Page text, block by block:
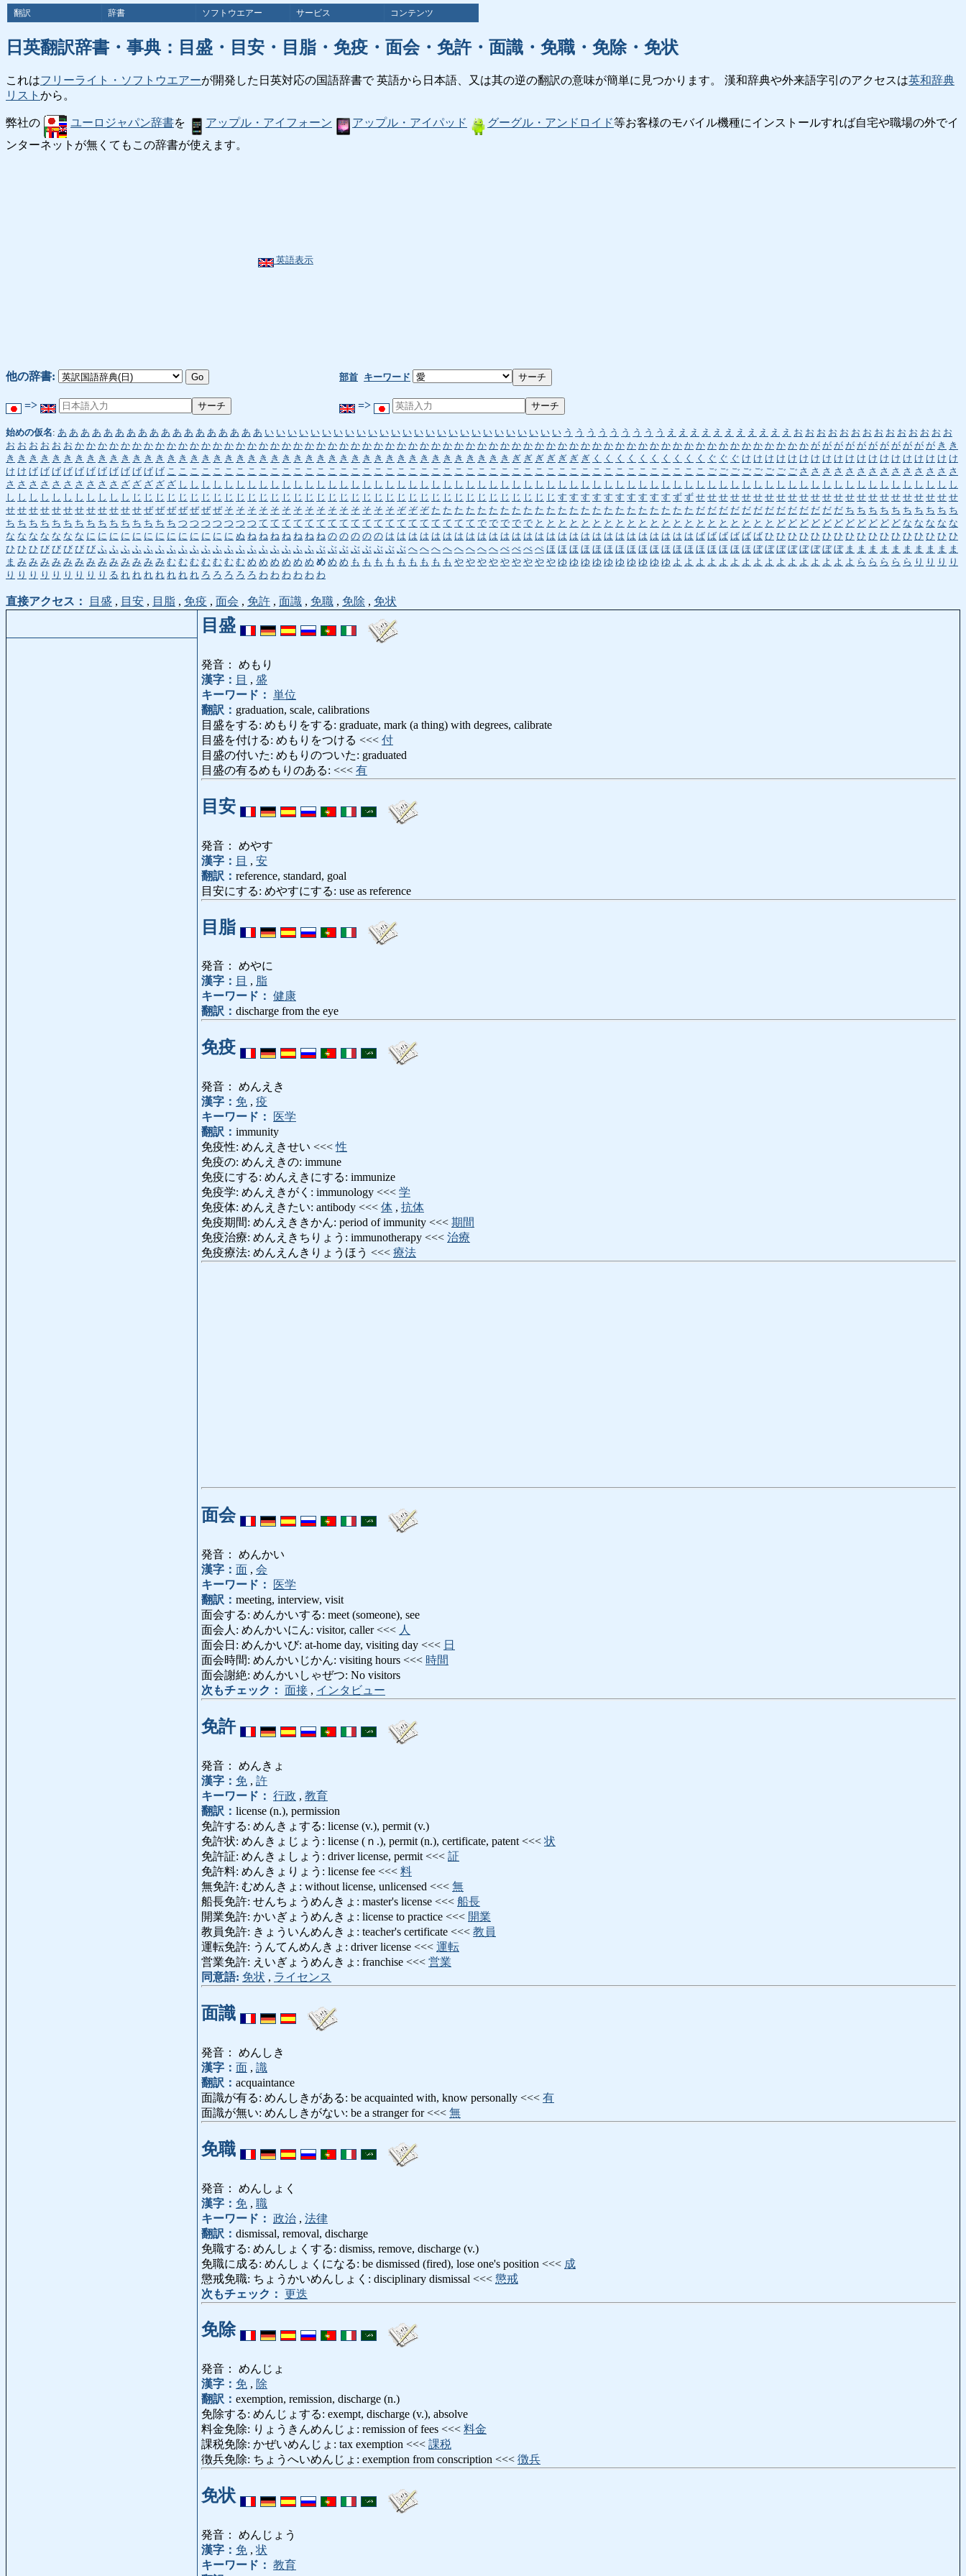
翻訳 辞書 ソフトウエアー サービス コンテンツ
日英翻訳辞書・事典：目盛・目安・目脂・免疫・面会・免許・面識・免職・免除・免状
これはフリーライト・ソフトウエアーが開発した日英対応の国語辞書で 英語から日本語、又は其の逆の翻訳の意味が簡単に見つかります。 漢和辞典や外来語字引のアクセスは英和辞典
リスト から。
弊社の ユーロジャパン辞書を アップル・アイフォーン アップル・アイパッド グーグル・アンドロイド等お客様のモバイル機種にインストールすれば自宅や職場の外でイ
ンターネットが無くてもこの辞書が使えます。
英語表示
他の辞書: 部首 キーワード
=> =>
始めの仮名: あ あ あ あ あ あ あ あ あ あ あ あ あ あ あ あ あ あ い い い い い い い い い い い い い い い い い い い い い い い い い い う う う う う う う う う え え え え え え え え え え え お お お お お お お お お お お お お お
お お お お お お か か か か か か か か か か か か か か か か か か か か か か か か か か か か か か か か か か か か か か か か か か か か か か か か か か か か か か か か か か か か か か か か が が が が が が が が が が が き き
き き き き き き き き き き き き き き き き き き き き き き き き き き き き き き き き き き き き き き き き き き き き ぎ ぎ ぎ ぎ ぎ ぎ ぎ く く く く く く く く く く ぐ ぐ ぐ け け け け け け け け け け け け け け け け け け け
け け げ げ げ げ げ げ げ げ げ げ げ げ こ こ こ こ こ こ こ こ こ こ こ こ こ こ こ こ こ こ こ こ こ こ こ こ こ こ こ こ こ こ こ こ こ こ こ こ こ こ こ こ こ こ こ こ こ こ こ ご ご ご ご ご ご ご ご さ さ さ さ さ さ さ さ さ さ さ さ さ さ
さ さ さ さ さ さ さ さ さ さ ざ ざ ざ ざ ざ し し し し し し し し し し し し し し し し し し し し し し し し し し し し し し し し し し し し し し し し し し し し し し し し し し し し し し し し し し し し し し し し し し し し
し し し し し し し し し し し じ じ じ じ じ じ じ じ じ じ じ じ じ じ じ じ じ じ じ じ じ じ じ じ じ じ じ じ じ じ じ じ じ じ じ じ じ す す す す す す す す す す ず ず せ せ せ せ せ せ せ せ せ せ せ せ せ せ せ せ せ せ せ せ せ せ せ
せ せ せ せ せ せ せ せ せ せ せ せ ぜ ぜ ぜ ぜ ぜ ぜ ぜ そ そ そ そ そ そ そ そ そ そ そ そ そ そ そ ぞ ぞ ぞ た た た た た た た た た た た た た た た た た た た た た た た だ だ だ だ だ だ だ だ だ だ だ だ だ ち ち ち ち ち ち ち ち ち ち
ち ち ち ち ち ち ち ち ち ち ち ち ち ち ち つ つ つ つ つ つ つ て て て て て て て て て て て て て て て て て て て で で で で で と と と と と と と と と と と と と と と と と と と と と ど ど ど ど ど ど ど ど ど ど ど な な な な な
な な な な な な な に に に に に に に に に に に に に ぬ ね ね ね ね ね ね ね の の の の の は は は は は は は は は は は は は は は は は は は は は は は は は は は ば ば ば ば ば ば ひ ひ ひ ひ ひ ひ ひ ひ ひ ひ ひ ひ ひ ひ ひ ひ ひ
ひ ひ ひ び び び び び ふ ふ ふ ふ ふ ふ ふ ふ ふ ふ ふ ふ ふ ふ ふ ふ ふ ふ ふ ぶ ぶ ぶ ぶ ぶ ぶ ぶ ぶ へ へ へ へ へ へ へ へ べ べ べ ぺ ほ ほ ほ ほ ほ ほ ほ ほ ほ ほ ほ ほ ほ ほ ほ ほ ほ ほ ぼ ぼ ぼ ぼ ぼ ぼ ぼ ぼ ま ま ま ま ま ま ま ま ま ま
ま み み み み み み み み み み み み み む む む む む む む め め め め め め め め め も も も も も も も も も や や や や や や や や や ゆ ゆ ゆ ゆ ゆ ゆ ゆ ゆ ゆ ゆ よ よ よ よ よ よ よ よ よ よ よ よ よ よ よ よ ら ら ら ら ら り り り り
り り り り り り り り り る れ れ れ れ れ れ れ ろ ろ ろ ろ ろ わ わ わ わ わ わ
直接アクセス： 目盛 , 目安 , 目脂 , 免疫 , 面会 , 免許 , 面識 , 免職 , 免除 , 免状
目盛
発音： めもり
漢字： 目 , 盛
キーワード： 単位
翻訳： graduation, scale, calibrations
目盛をする: めもりをする: graduate, mark (a thing) with degrees, calibrate
目盛を付ける: めもりをつける <<< 付
目盛の付いた: めもりのついた: graduated
目盛の有るめもりのある: <<< 有
目安
発音： めやす
漢字： 目 , 安
翻訳： reference, standard, goal
目安にする: めやすにする: use as reference
目脂
発音： めやに
漢字： 目 , 脂
キーワード： 健康
翻訳： discharge from the eye
免疫
発音： めんえき
漢字： 免 , 疫
キーワード：
医学
翻訳： immunity
免疫性: めんえきせい <<<性
免疫の: めんえきの: immune
免疫にする: めんえきにする: immunize
免疫学: めんえきがく: immunology <<< 学
免疫体: めんえきたい: antibody <<< 体 , 抗体
免疫期間: めんえききかん: period of immunity <<< 期間
免疫治療: めんえきちりょう: immunotherapy <<< 治療
免疫療法: めんえんきりょうほう <<< 療法
面会
発音： めんかい
漢字： 面 , 会
キーワード：
医学
翻訳： meeting, interview, visit
面会する: めんかいする: meet (someone), see
面会人: めんかいにん: visitor, caller <<< 人
面会日: めんかいび: at-home day, visiting day <<< 日
面会時間: めんかいじかん: visiting hours <<< 時間
面会謝絶: めんかいしゃぜつ: No visitors
次もチェック： 面接 , インタビュー
免許
発音： めんきょ
漢字： 免 , 許
キーワード： 行政 , 教育
翻訳： license (n.), permission
免許する: めんきょする: license (v.), permit (v.)
免許状: めんきょじょう: license (ｎ.), permit (n.), certificate, patent <<< 状
免許証: めんきょしょう: driver license, permit <<< 証
免許料: めんきょりょう: license fee <<< 料
無免許: むめんきょ: without license, unlicensed <<< 無
船長免許: せんちょうめんきょ: master's license <<< 船長
開業免許: かいぎょうめんきょ: license to practice <<< 開業
教員免許: きょういんめんきょ: teacher's certificate <<< 教員
運転免許: うんてんめんきょ: driver license <<< 運転
営業免許: えいぎょうめんきょ: franchise <<< 営業
同意語: 免状 , ライセンス
面識
発音： めんしき
漢字： 面 , 識
翻訳： acquaintance
面識が有る: めんしきがある: be acquainted with, know personally <<< 有
面識が無い: めんしきがない: be a stranger for <<< 無
免職
発音： めんしょく
漢字： 免 , 職
キーワード： 政治 , 法律
翻訳： dismissal, removal, discharge
免職する: めんしょくする: dismiss, remove, discharge (v.)
免職に成る: めんしょくになる: be dismissed (fired), lose one's position <<< 成
懲戒免職: ちょうかいめんしょく: disciplinary dismissal <<< 懲戒
次もチェック： 更迭
免除
発音： めんじょ
漢字： 免 , 除
翻訳： exemption, remission, discharge (n.)
免除する: めんじょする: exempt, discharge (v.), absolve
料金免除: りょうきんめんじょ: remission of fees <<< 料金
課税免除: かぜいめんじょ: tax exemption <<< 課税
徴兵免除: ちょうへいめんじょ: exemption from conscription <<< 徴兵
免状
発音： めんじょう
漢字： 免 , 状
キーワード： 教育